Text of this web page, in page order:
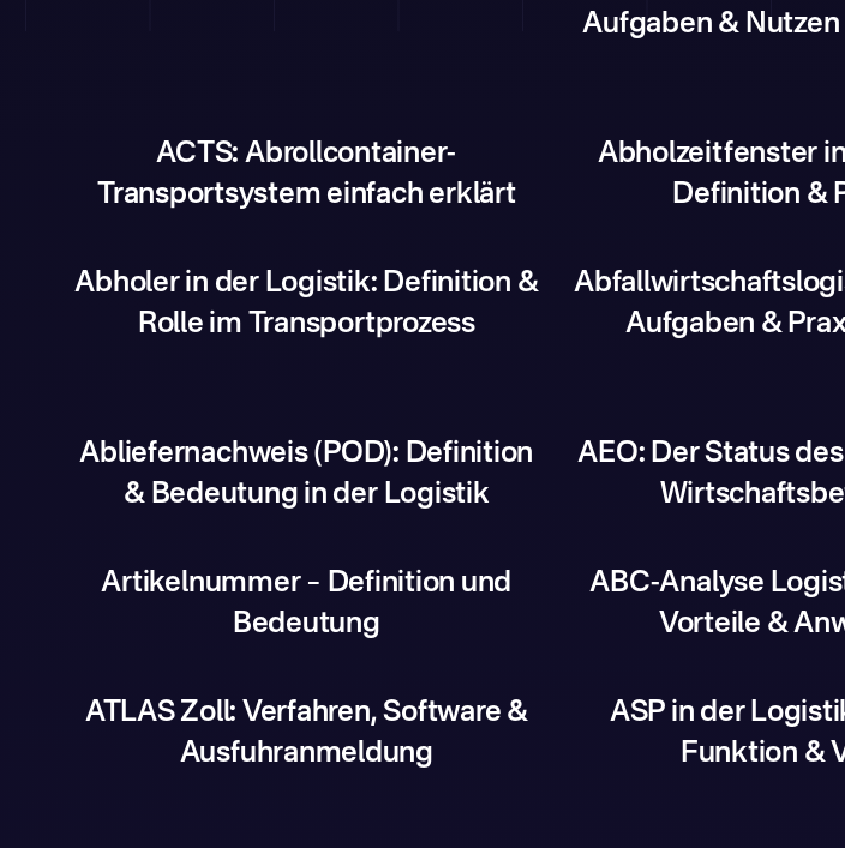
Aufgaben &
ACTS: Abrollcontainer-
Transportsystem einfach erklärt
Abholzeitfenster
Definition &
Abholer in der Logistik: Definition &
Rolle im Transportprozess
Aufgaben &
Abliefernachweis (POD): Definition
& Bedeutung in der Logistik
AEO: Der Status
Artikelnummer – Definition und
Bedeutung
ABC-Analyse
Vorteile &
ATLAS Zoll: Verfahren, Software &
Ausfuhranmeldung
ASP in der
Funktion &